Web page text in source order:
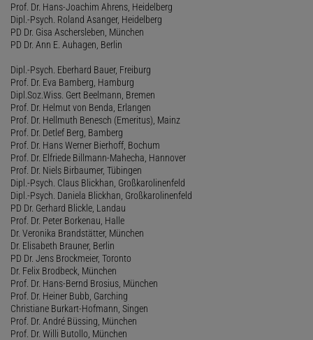
Prof. Dr. Hans-Joachim Ahrens, Heidelberg
Dipl.-Psych. Roland Asanger, Heidelberg
PD Dr. Gisa Aschersleben, München
PD Dr. Ann E. Auhagen, Berlin
Dipl.-Psych. Eberhard Bauer, Freiburg
Prof. Dr. Eva Bamberg, Hamburg
Dipl.Soz.Wiss. Gert Beelmann, Bremen
Prof. Dr. Helmut von Benda, Erlangen
Prof. Dr. Hellmuth Benesch (Emeritus), Mainz
Prof. Dr. Detlef Berg, Bamberg
Prof. Dr. Hans Werner Bierhoff, Bochum
Prof. Dr. Elfriede Billmann-Mahecha, Hannover
Prof. Dr. Niels Birbaumer, Tübingen
Dipl.-Psych. Claus Blickhan, Großkarolinenfeld
Dipl.-Psych. Daniela Blickhan, Großkarolinenfeld
PD Dr. Gerhard Blickle, Landau
Prof. Dr. Peter Borkenau, Halle
Dr. Veronika Brandstätter, München
Dr. Elisabeth Brauner, Berlin
PD Dr. Jens Brockmeier, Toronto
Dr. Felix Brodbeck, München
Prof. Dr. Hans-Bernd Brosius, München
Prof. Dr. Heiner Bubb, Garching
Christiane Burkart-Hofmann, Singen
Prof. Dr. André Büssing, München
Prof. Dr. Willi Butollo, München